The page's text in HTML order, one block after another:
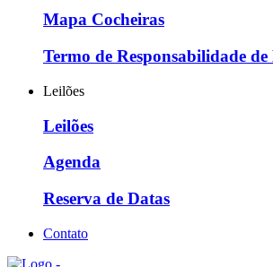
Mapa Cocheiras
Termo de Responsabilidade
Leilões
Leilões
Agenda
Reserva de Datas
Contato